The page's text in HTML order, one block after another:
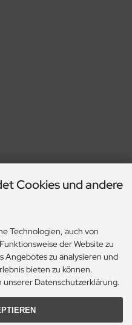
Cookies und andere
Technologien, auch von
der Website zu
Angebotes zu analysieren und
bieten zu können.
Datenschutzerklärung.